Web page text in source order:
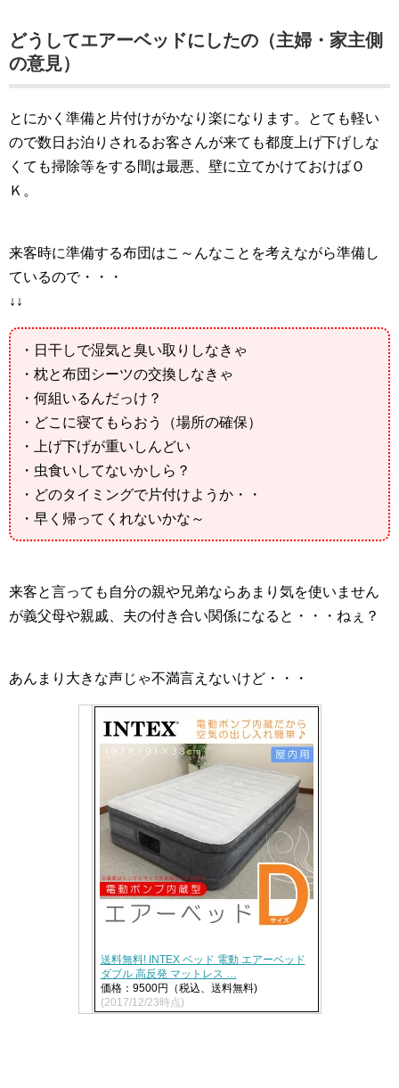
どうしてエアーベッドにしたの（主婦・家主側
の意見）
とにかく準備と片付けがかなり楽になります。とても軽い
ので数日お泊りされるお客さんが来ても都度上げ下げしな
くても掃除等をする間は最悪、壁に立てかけておけばＯ
Ｋ。
来客時に準備する布団はこ～んなことを考えながら準備し
ているので・・・
↓↓
・日干しで湿気と臭い取りしなきゃ
・枕と布団シーツの交換しなきゃ
・何組いるんだっけ？
・どこに寝てもらおう（場所の確保）
・上げ下げが重いしんどい
・虫食いしてないかしら？
・どのタイミングで片付けようか・・
・早く帰ってくれないかな～
来客と言っても自分の親や兄弟ならあまり気を使いません
が義父母や親戚、夫の付き合い関係になると・・・ねぇ？
あんまり大きな声じゃ不満言えないけど・・・
送料無料! INTEX ベッド 電動 エアーベッド
ダブル 高反発 マットレス …
価格：9500円（税込、送料無料)
(2017/12/23時点)